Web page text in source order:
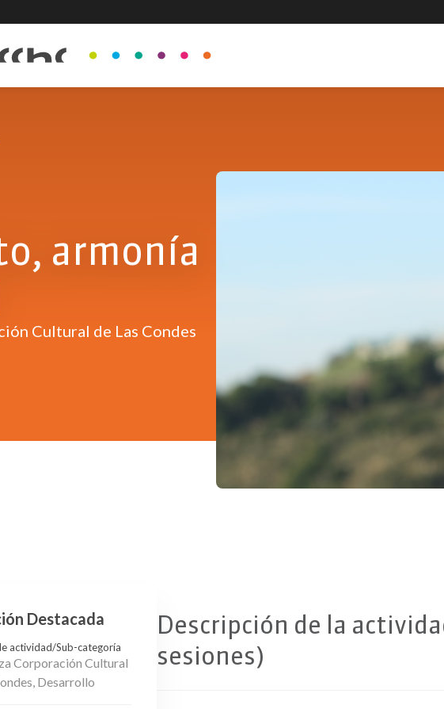
armonía
Cultural de Las Condes
Destacada
actividad/Sub-categoría
Corporación Cultural
Desarrollo
Descripción de la
sesiones)